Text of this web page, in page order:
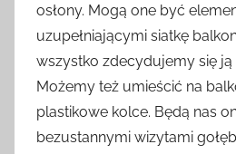
osłony. Mogą one być
uzupełniającymi siatkę
wszystko zdecydujemy się ją
Możemy też umieścić na
plastikowe kolce. Będą nas
bezustannymi wizytami